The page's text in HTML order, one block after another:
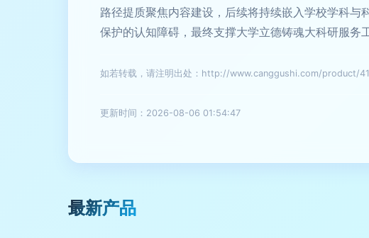
路径提质聚焦内容建设，后续将持续嵌入学校学科
保护的认知障碍，最终支撑大学立德铸魂大科研服务
如若转载，请注明出处：http://www.canggushi.com/product/
更新时间：2026-08-06 01:54:47
最新产品